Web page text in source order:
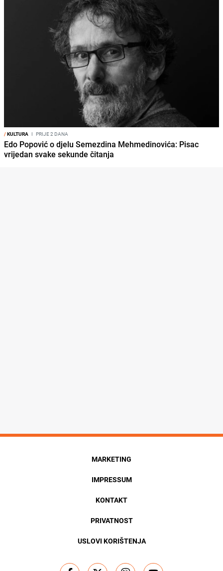
/KULTURA I PRIJE 2 DANA
Edo Popović o djelu Semezdina Mehmedinovića: Pisac
vrijedan svake sekunde čitanja
MARKETING
IMPRESSUM
KONTAKT
PRIVATNOST
USLOVI KORIŠTENJA